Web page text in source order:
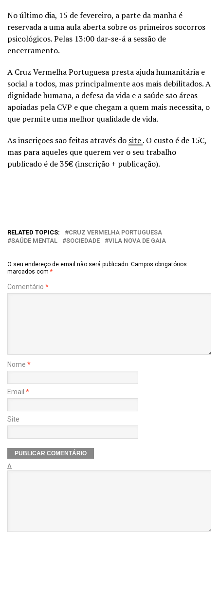
No último dia, 15 de fevereiro, a parte da manhã é
reservada a uma aula aberta sobre os primeiros socorros
psicológicos. Pelas 13:00 dar-se-á a sessão de
encerramento.
A Cruz Vermelha Portuguesa presta ajuda humanitária e
social a todos, mas principalmente aos mais debilitados. A
dignidade humana, a defesa da vida e a saúde são áreas
apoiadas pela CVP e que chegam a quem mais necessita, o
que permite uma melhor qualidade de vida.
As inscrições são feitas através do site. O custo é de 15€,
mas para aqueles que querem ver o seu trabalho
publicado é de 35€ (inscrição + publicação).
RELATED TOPICS:
CRUZ VERMELHA PORTUGUESA
SAÚDE MENTAL
SOCIEDADE VILA NOVA DE GAIA
O seu endereço de email não será publicado. Campos obrigatórios
marcados com *
Comentário *
Nome *
Email *
Site
Δ